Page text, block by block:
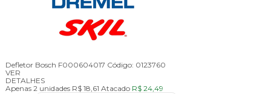
Defletor Bosch F000604017 Código: 0123760
VER
DETALHES
Apenas 2 unidades R$ 18,61 Atacado R$ 24,49